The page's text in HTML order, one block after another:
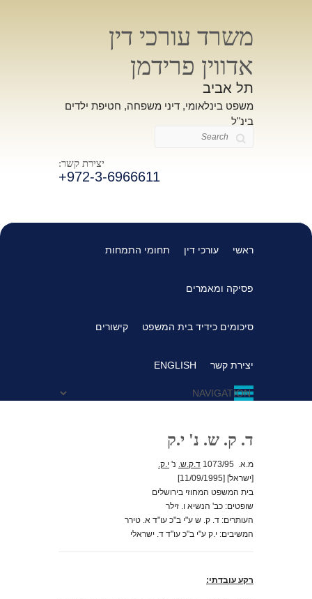
משרד עורכי דין
אדווין פרידמן
תל אביב
משפט בינלאומי, דיני משפחה, חטיפת ילדים
בינ"ל
יצירת קשר:
+972-3-6966611
Search
ראשי עורכי דין תחומי התמחות
פסיקה ומאמרים
סיכומים כידיד בית המשפט קישורים
יצירת קשר ENGLISH
ד. ק. ש. נ' י.ק
מ.א. 1073/95 ד.ק.ש. נ' י.ק.
[ישראל] [11/09/1995]
בית המשפט המחוזי בירושלים
שופטים: כב' הנשיא ו. זילר
העותרים: ד. ק. ש ע"י ב"כ עו"ד א. טירר
המשיבים: י.ק ע"י ב"כ עו"ד ד. ישראלי
רקע עובדתי: